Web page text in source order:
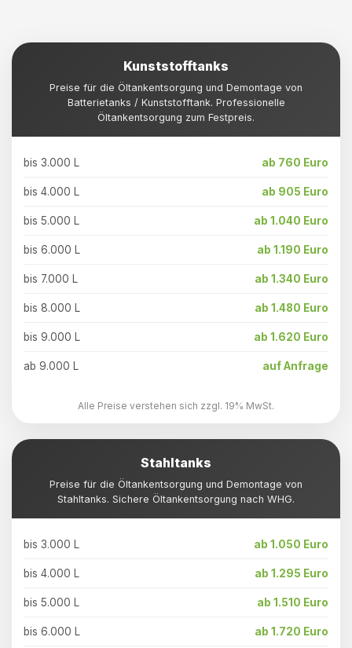
Kunststofftanks
Preise für die Öltankentsorgung und Demontage von
Batterietanks / Kunststofftank. Professionelle
Öltankentsorgung zum Festpreis.
bis 3.000 L ab 760 Euro
bis 4.000 L ab 905 Euro
bis 5.000 L ab 1.040 Euro
bis 6.000 L ab 1.190 Euro
bis 7.000 L ab 1.340 Euro
bis 8.000 L ab 1.480 Euro
bis 9.000 L ab 1.620 Euro
ab 9.000 L auf Anfrage
Alle Preise verstehen sich zzgl. 19% MwSt.
Stahltanks
Preise für die Öltankentsorgung und Demontage von
Stahltanks. Sichere Öltankentsorgung nach WHG.
bis 3.000 L ab 1.050 Euro
bis 4.000 L ab 1.295 Euro
bis 5.000 L ab 1.510 Euro
bis 6.000 L ab 1.720 Euro